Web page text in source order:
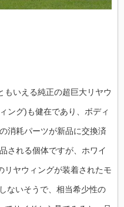
もいえる純正の超巨大リヤウ
ング)も健在であり、ボディ
消耗パーツが新品に交換済
される個体ですが、ホワイ
リヤウィングが装着されたモ
ないそうで、相当希少性の